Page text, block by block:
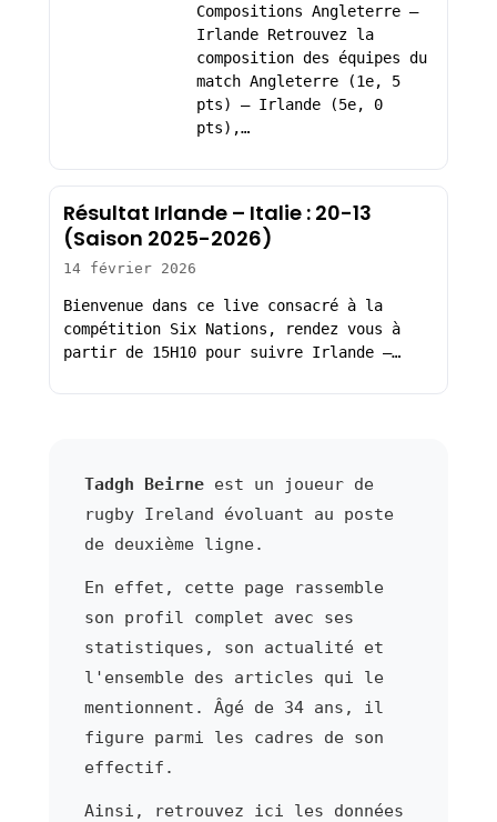
Compositions Angleterre –
Irlande Retrouvez la
composition des équipes du
match Angleterre (1e, 5
pts) – Irlande (5e, 0
pts),…
Résultat Irlande – Italie : 20-13
(Saison 2025-2026)
14 février 2026
Bienvenue dans ce live consacré à la
compétition Six Nations, rendez vous à
partir de 15H10 pour suivre Irlande –…
Tadgh Beirneest un joueur de
rugby Ireland évoluant au poste
de deuxième ligne.
En effet, cette page rassemble
son profil complet avec ses
statistiques, son actualité et
l'ensemble des articles qui le
mentionnent. Âgé de 34 ans, il
figure parmi les cadres de son
effectif.
Ainsi, retrouvez ici les données